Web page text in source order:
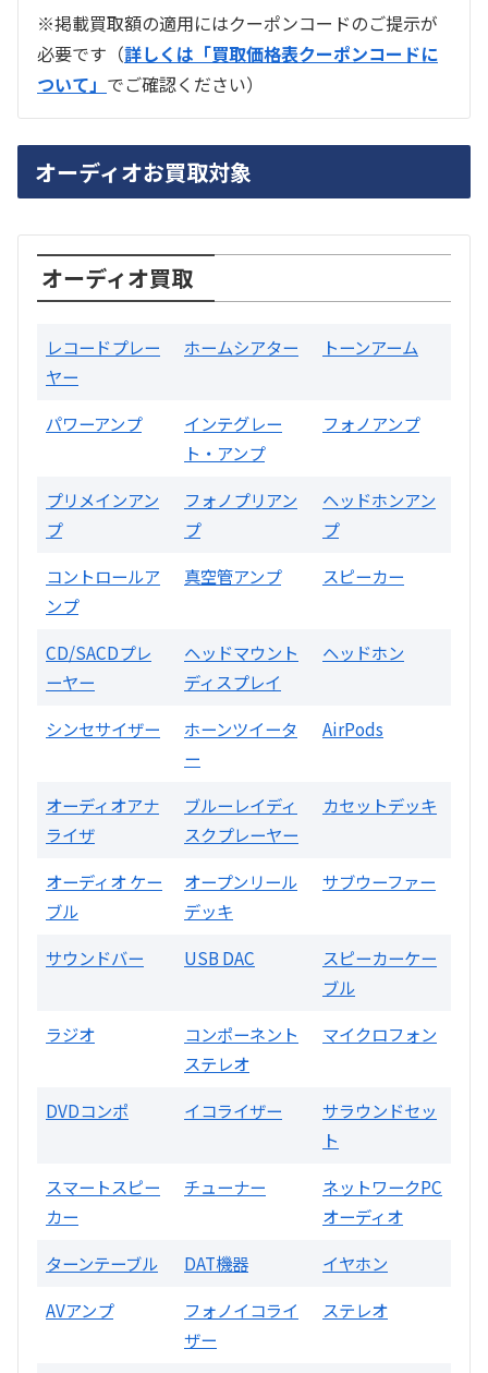
買取価格：お問合せください
SONY
片耳巻き取りイヤホン内蔵ラジオ SRF-
R356
買取価格： お問合せください
2024年12月更新 オーディオ買取価格
LUXKIT
A3300 真空管プリアンプ
お問合せください
SONY
DA7000ES アンプ
買取価格：
お問合せください
DENON
※掲載買取額の適用にはクーポンコードのご提示が
必要です（詳しくは「買取価格表クーポンコードに
ついて」 でご確認ください）
オーディオお買取対象
オーディオ買取
レコードプレー
ヤー
ホームシアター トーンアーム
パワーアンプ
インテグレー
ト・アンプ
フォノアンプ
プリメインアン
プ
フォノプリアン
プ
ヘッドホンアン
プ
コントロールア
ンプ
真空管アンプ スピーカー
CD/SACDプレ
ーヤー
ヘッドマウント
ディスプレイ
ヘッドホン
シンセサイザー
ホーンツイータ
ー
AirPods
オーディオアナ
ライザ
ブルーレイディ
スクプレーヤー
カセットデッキ
オーディオ ケー
ブル
オープンリール
デッキ
サブウーファー
サウンドバー USB DAC
スピーカーケー
ブル
ラジオ
コンポーネント
ステレオ
マイクロフォン
DVDコンポ イコライザー
サラウンドセッ
ト
スマートスピー
カー
チューナー
ネットワークPC
オーディオ
ターンテーブル
DAT機器
イヤホン
AVアンプ
フォノイコライ
ザー
ステレオ